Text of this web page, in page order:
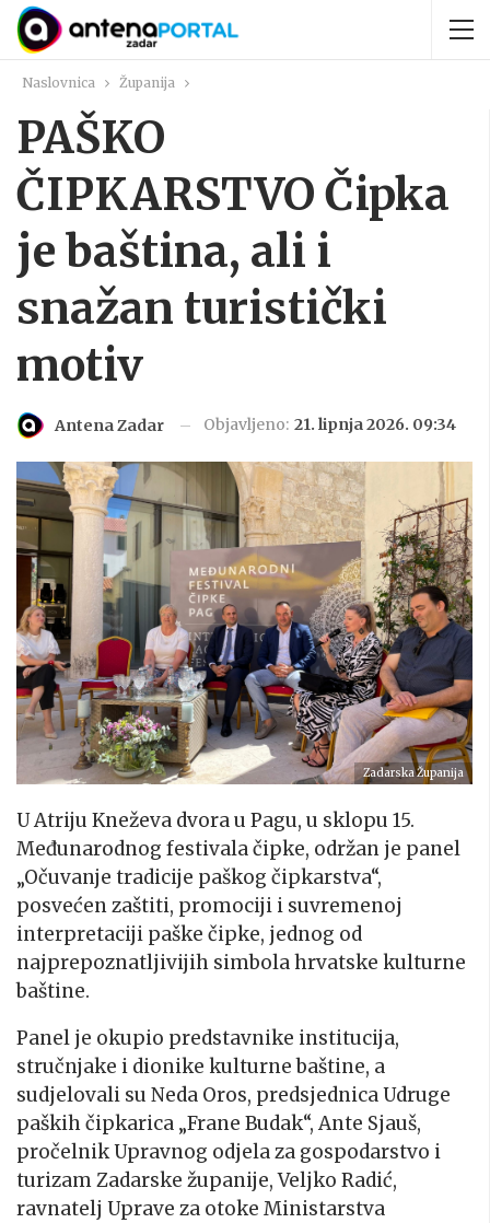
Naslovnica Županija
PAŠKO
ČIPKARSTVO Čipka
je baština, ali i
snažan turistički
motiv
Antena Zadar Objavljeno: 21. lipnja 2026. 09:34
Zadarska Županija
U Atriju Kneževa dvora u Pagu, u sklopu 15.
Međunarodnog festivala čipke, održan je panel
„Očuvanje tradicije paškog čipkarstva“,
posvećen zaštiti, promociji i suvremenoj
interpretaciji paške čipke, jednog od
najprepoznatljivijih simbola hrvatske kulturne
baštine.
Panel je okupio predstavnike institucija,
stručnjake i dionike kulturne baštine, a
sudjelovali su Neda Oros, predsjednica Udruge
paških čipkarica „Frane Budak“, Ante Sjauš,
pročelnik Upravnog odjela za gospodarstvo i
turizam Zadarske županije, Veljko Radić,
ravnatelj Uprave za otoke Ministarstva